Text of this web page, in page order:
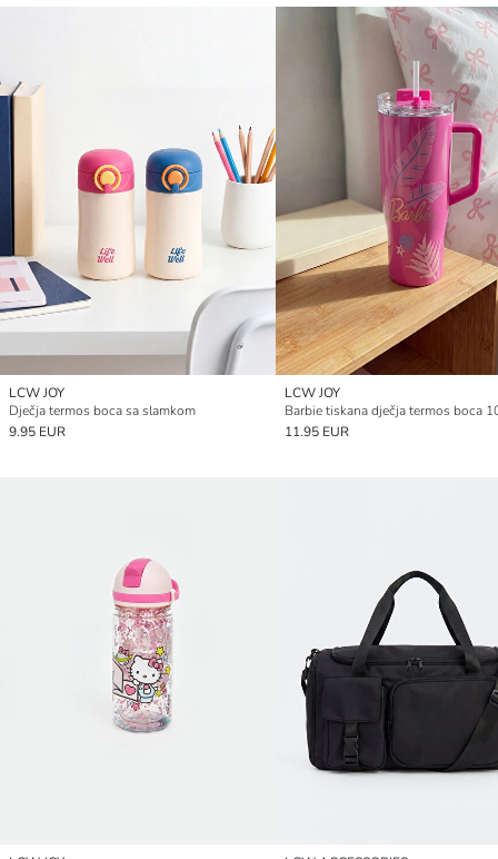
LCW JOY
Dječja termos boca sa slamkom
9.95 EUR
LCW JOY
Barbie tiskana dječja termos boca
11.95 EUR